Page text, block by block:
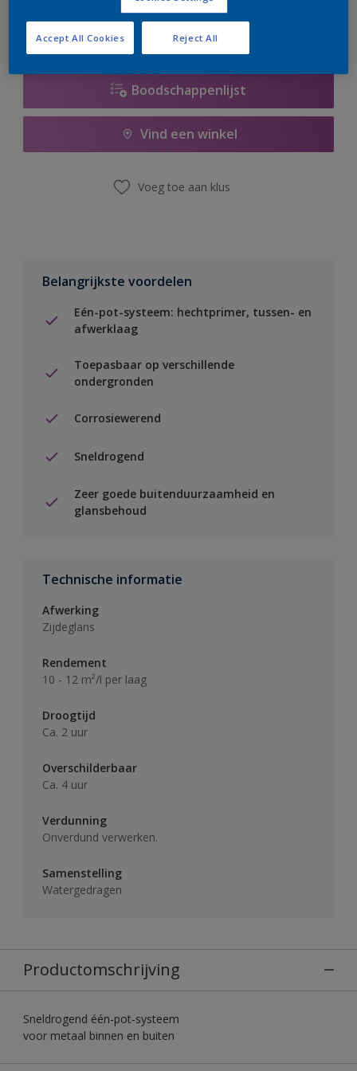
Boodschappenlijst
Vind een winkel
Voeg toe aan klus
Belangrijkste voordelen
Eén-pot-systeem: hechtprimer, tussen- en
afwerklaag
Toepasbaar op verschillende
ondergronden
Corrosiewerend
Sneldrogend
Zeer goede buitenduurzaamheid en
glansbehoud
Technische informatie
Afwerking
Zijdeglans
Rendement
10 - 12 m²/l per laag
Droogtijd
Ca. 2 uur
Overschilderbaar
Ca. 4 uur
Verdunning
Onverdund verwerken.
Samenstelling
Watergedragen
Productomschrijving
Sneldrogend één-pot-systeem
voor metaal binnen en buiten
Reject All
Accept All Cookies